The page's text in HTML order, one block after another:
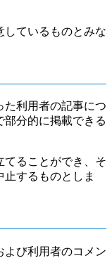
しているものとみな
た利用者の記事につ
部分的に掲載できる
てることができ、そ
するものとしま
よび利用者のコメン